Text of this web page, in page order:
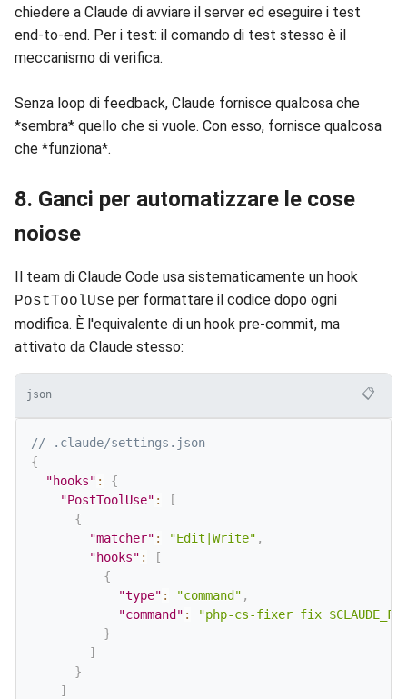
chiedere a Claude di avviare il server ed eseguire i test
end-to-end. Per i test: il comando di test stesso è il
meccanismo di verifica.
Senza loop di feedback, Claude fornisce qualcosa che
*sembra* quello che si vuole. Con esso, fornisce qualcosa
che *funziona*.
8. Ganci per automatizzare le cose
noiose
Il team di Claude Code usa sistematicamente un hook
PostToolUse per formattare il codice dopo ogni
modifica. È l'equivalente di un hook pre-commit, ma
attivato da Claude stesso:
json 📋
// .claude/settings.json
{
"hooks" :
{
"PostToolUse" :
[
{
"matcher" : "Edit|Write" ,
"hooks" :
[
{
"type" : "command" ,
"command" :
"php-cs-fixer fix
}
]
}
]